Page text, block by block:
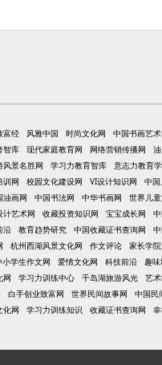
富经 风雅中国 时尚文化网 中国书画艺
智库 现代家庭教育网 网络营销传播网
风景名胜网 学习力教育智库 意志力教育
训网 校园文化建设网 VI设计知识网 中
油画网 中国书法网 中华书画网 世界儿
计艺术网 收藏投资知识网 宝宝成长网
沿 教育趋势研究 中国收藏证书查询网
杭州西湖风景文化网 作文评论 家长学院
小学生作文网 爱情文化网 科技前沿 趣味
网 学习力训练中心 千岛湖旅游风光 艺
白手创业致富网 世界民间故事网 中国民
化网 学习力训练知识 收藏证书查询网